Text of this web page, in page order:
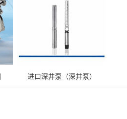
进口深井泵（深井泵）